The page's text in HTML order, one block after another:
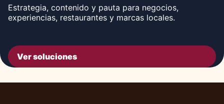
Estrategia, contenido y pauta para negocios,
experiencias, restaurantes y marcas locales.
Ver soluciones